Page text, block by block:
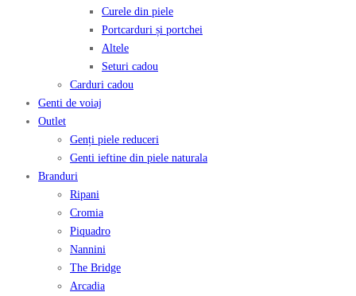
Curele din piele
Portcarduri și portchei
Altele
Seturi cadou
Carduri cadou
Genti de voiaj
Outlet
Genți piele reduceri
Genti ieftine din piele naturala
Branduri
Ripani
Cromia
Piquadro
Nannini
The Bridge
Arcadia